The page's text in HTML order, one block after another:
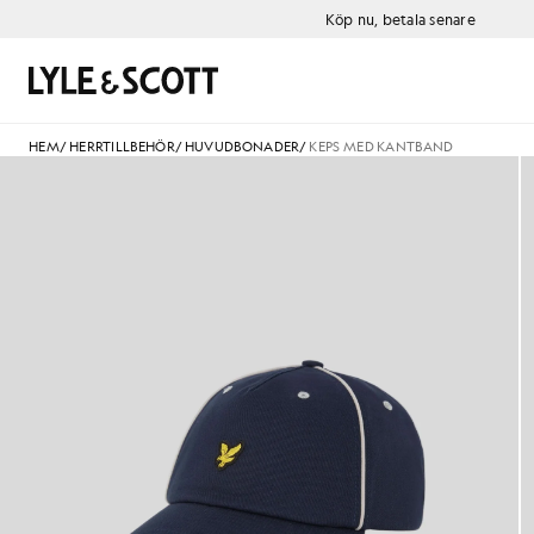
Köp nu, betala senare
Sök
HEM/ HERRTILLBEHÖR/ HUVUDBONADER/ KEPS MED KANTBAND